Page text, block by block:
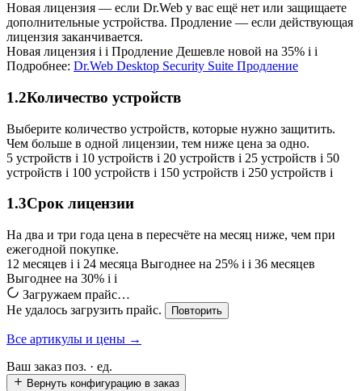
Новая лицензия — если Dr.Web у вас ещё нет или защищаете
дополнительные устройства. Продление — если действующая
лицензия заканчивается.
Новая лицензия i i Продление Дешевле новой на 35% i i
Подробнее: Dr.Web Desktop Security Suite Продление
1.2Количество устройств
Выберите количество устройств, которые нужно защитить.
Чем больше в одной лицензии, тем ниже цена за одно.
5 устройств i 10 устройств i 20 устройств i 25 устройств i 50
устройств i 100 устройств i 150 устройств i 250 устройств i
1.3Срок лицензии
На два и три года цена в пересчёте на месяц ниже, чем при
ежегодной покупке.
12 месяцев i i 24 месяца Выгоднее на 25% i i 36 месяцев
Выгоднее на 30% i i
Загружаем прайс…
Не удалось загрузить прайс.
Повторить
Все артикулы и цены →
Ваш заказ поз. · ед.
Вернуть конфигурацию в заказ